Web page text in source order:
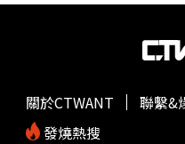
關於CTWANT 聯繫&
發燒熱搜